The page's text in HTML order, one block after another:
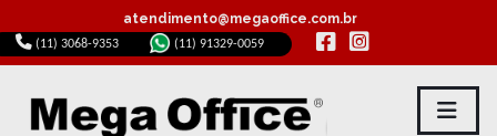
atendimento@megaoffice.com.br
(11) 3068-9353 (11) 91329-0059